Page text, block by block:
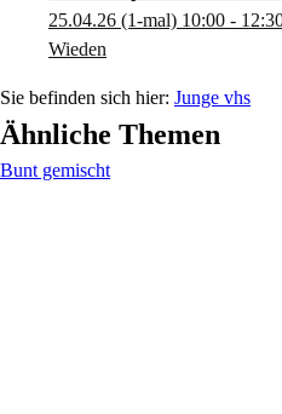
25.04.26 (1-mal) 10:00 -
Wieden
Junge vhs
Ähnliche Themen
Bunt gemischt